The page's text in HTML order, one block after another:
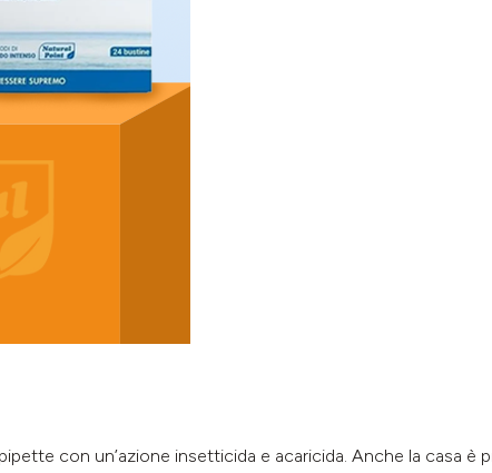
con un’azione insetticida e acaricida. Anche la casa è